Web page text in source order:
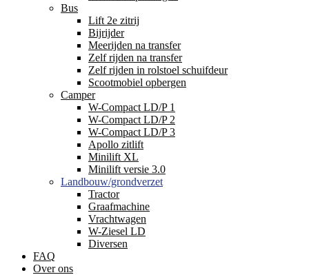
Bus
Lift 2e zitrij
Bijrijder
Meerijden na transfer
Zelf rijden na transfer
Zelf rijden in rolstoel schuifdeur
Scootmobiel opbergen
Camper
W-Compact LD/P 1
W-Compact LD/P 2
W-Compact LD/P 3
Apollo zitlift
Minilift XL
Minilift versie 3.0
Landbouw/grondverzet
Tractor
Graafmachine
Vrachtwagen
W-Ziesel LD
Diversen
FAQ
Over ons